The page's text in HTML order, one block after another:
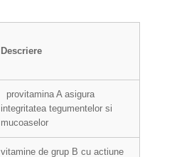
Descriere
provitamina A asigura
integritatea tegumentelor si
mucoaselor
vitamine de grup B cu actiune